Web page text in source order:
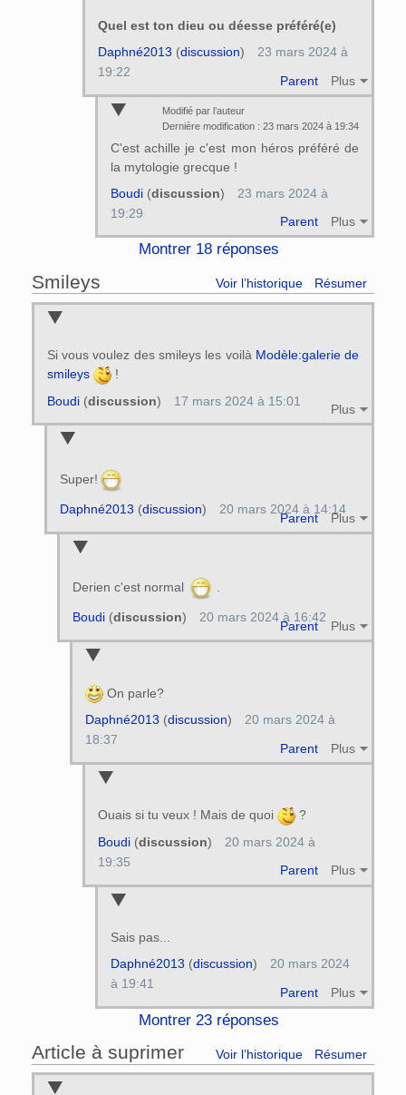
Quel est ton dieu ou déesse préféré(e)
Parent Plus
Daphné2013 (discussion)
23 mars 2024 à
19:22
Modifié par l’auteur
Dernière modification : 23 mars 2024 à 19:34
C'est achille je c'est mon héros préféré de
la mytologie grecque !
Parent Plus
Boudi(discussion)
23 mars 2024 à
19:29
Montrer 18 réponses
Smileys Voir l’historique Résumer
Si vous voulez des smileys les voilà Modèle:galerie de
smileys
!
Plus
Boudi(discussion) 17 mars 2024 à 15:01
Super!
Parent Plus
Daphné2013 (discussion) 20 mars 2024 à 14:14
Derien c'est normal
Parent Plus
Boudi(discussion) 20 mars 2024 à 16:42
On parle?
Parent Plus
Daphné2013 (discussion)
20 mars 2024 à
18:37
Ouais si tu veux ! Mais de quoi ?
Parent Plus
Boudi(discussion)
20 mars 2024 à
19:35
Sais pas...
Parent Plus
Daphné2013 (discussion)
20 mars 2024
à 19:41
Montrer 23 réponses
Article à suprimer Voir l’historique Résumer